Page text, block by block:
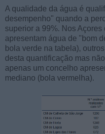
A qualidade da água é
desempenho" quando a
superior a 99%. Nos
apresentam água de "bom
bola verde na tabela),
desta quantificação mas
apenas um concelho
mediano (bola vermelha).